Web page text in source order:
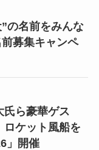
の名前をみんな
募集キャンペ
氏ら豪華ゲス
ケット風船を
」開催